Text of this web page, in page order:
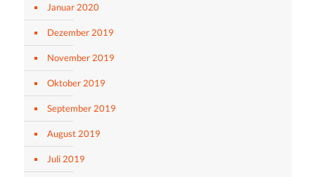
Januar 2020
Dezember 2019
November 2019
Oktober 2019
September 2019
August 2019
Juli 2019